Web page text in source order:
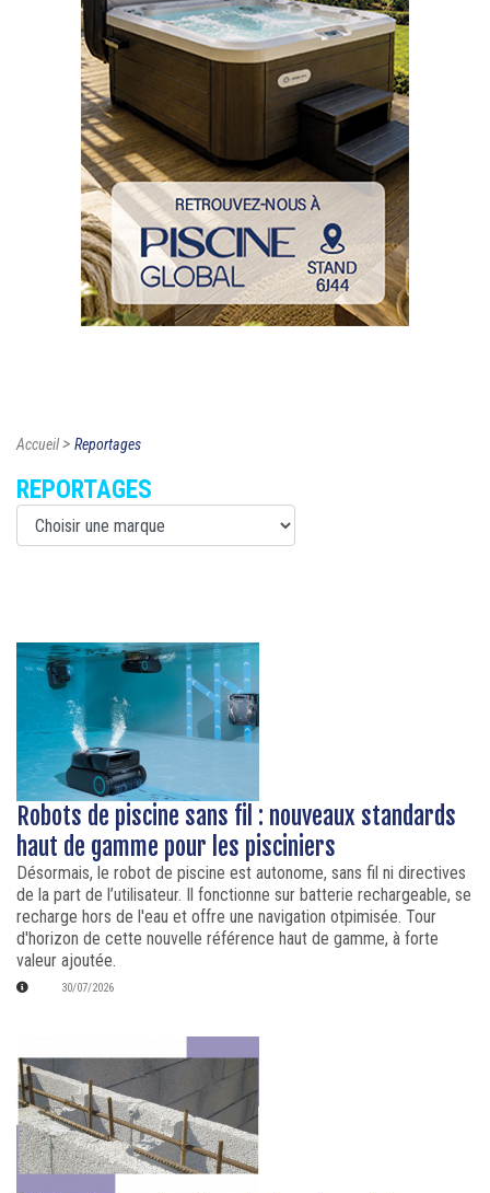
Accueil> Reportages
REPORTAGES
Robots de piscine sans fil : nouveaux standards
haut de gamme pour les pisciniers
Désormais, le robot de piscine est autonome, sans fil ni directives
de la part de l’utilisateur. Il fonctionne sur batterie rechargeable, se
recharge hors de l'eau et offre une navigation otpimisée. Tour
d'horizon de cette nouvelle référence haut de gamme, à forte
valeur ajoutée.
30/07/2026